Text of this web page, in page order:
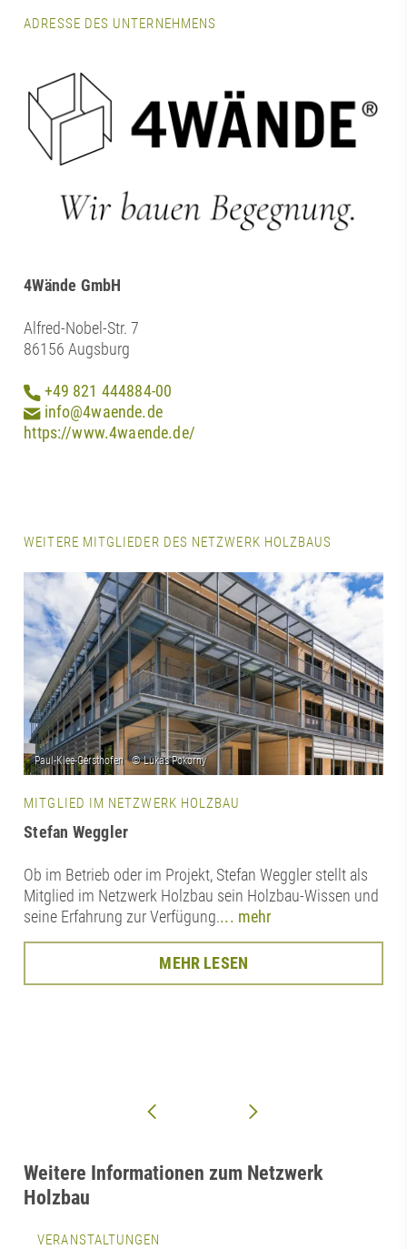
ADRESSE DES UNTERNEHMENS
4Wände GmbH
Alfred-Nobel-Str. 7
86156 Augsburg
+49 821 444884-00
info@4waende.de
https://www.4waende.de/
WEITERE MITGLIEDER DES NETZWERK HOLZBAUS
MITGLIED IM NETZWERK HOLZBAU
Stefan Weggler
Ob im Betrieb oder im Projekt, Stefan Weggler stellt als
Mitglied im Netzwerk Holzbau sein Holzbau-Wissen und
seine Erfahrung zur Verfügung.... mehr
MEHR LESEN
Weitere Informationen zum Netzwerk
Holzbau
VERANSTALTUNGEN